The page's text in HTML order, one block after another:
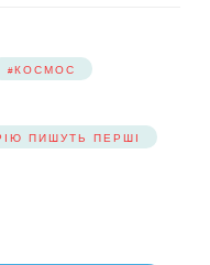
КОСМОС
ПИШУТЬ ПЕРШІ